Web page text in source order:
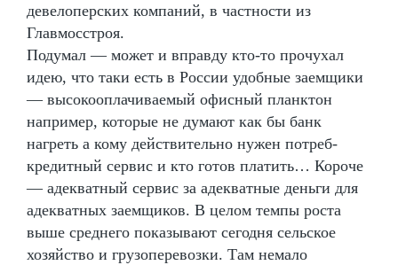
девелоперских компаний, в частности из
Главмосстроя.
Подумал — может и вправду кто-то прочухал
идею, что таки есть в России удобные заемщики
— высокооплачиваемый офисный планктон
например, которые не думают как бы банк
нагреть а кому действительно нужен потреб-
кредитный сервис и кто готов платить… Короче
— адекватный сервис за адекватные деньги для
адекватных заемщиков. В целом темпы роста
выше среднего показывают сегодня сельское
хозяйство и грузоперевозки. Там немало